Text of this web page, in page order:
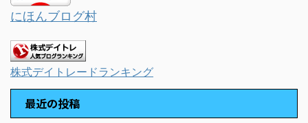
にほんブログ村
株式デイトレードランキング
最近の投稿